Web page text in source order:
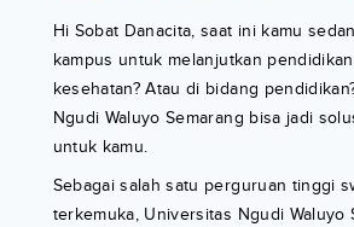
Hi Sobat Danacita, saat ini kamu
kampus untuk melanjutkan
kesehatan? Atau di bidang
Ngudi Waluyo Semarang bisa jadi
untuk kamu.
Sebagai salah satu perguruan tinggi
terkemuka, Universitas Ngudi Waluyo